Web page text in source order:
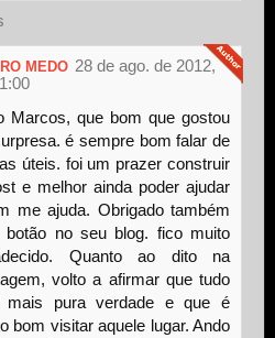
MEDO 28 de ago. de 2012,
Marcos, que bom que gostou
é sempre bom falar de
úteis. foi um prazer construir
e melhor ainda poder ajudar
me ajuda. Obrigado também
botão no seu blog. fico muito
Quanto ao dito na
volto a afirmar que tudo
pura verdade e que é
bom visitar aquele lugar. Ando